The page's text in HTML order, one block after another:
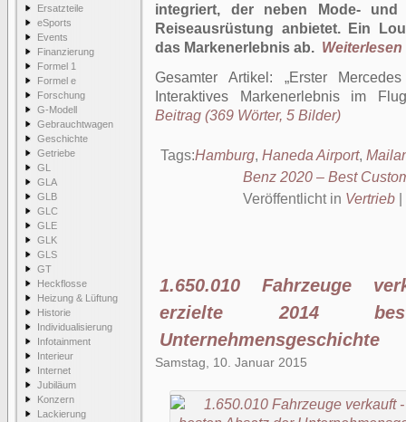
Ersatzteile
eSports
Events
Finanzierung
Formel 1
Formel e
Forschung
G-Modell
Gebrauchtwagen
Geschichte
Getriebe
GL
GLA
GLB
GLC
GLE
GLK
GLS
GT
Heckflosse
Heizung & Lüftung
Historie
Individualisierung
Infotainment
Interieur
Internet
Jubiläum
Konzern
Lackierung
integriert, der neben Mode- und
Reiseausrüstung anbietet. Ein
das Markenerlebnis ab. Weiterlesen
Gesamter Artikel:
Erster
Interaktives Markenerlebnis im
Beitrag (369 Wörter, 5 Bilder)
Tags:Hamburg, Haneda Airport,
Benz 2020 – Best
Veröffentlicht in Vertrieb
1.650.010 Fahrzeuge
erzielte 2014
Unternehmensgeschichte
Samstag, 10. Januar 2015